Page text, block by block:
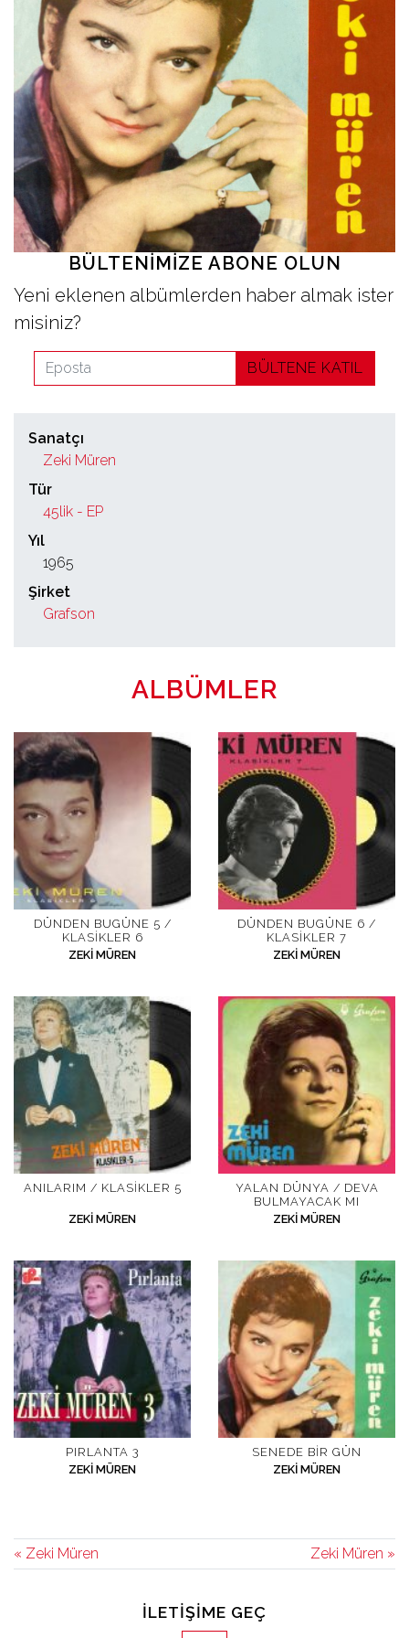
İletişim
en
BÜLTENIMIZE ABONE OLUN
Yeni eklenen albümlerden haber almak ister
misiniz?
BÜLTENE KATIL
Sanatçı
Zeki Müren
Tür
45lik - EP
Yıl
1965
Şirket
Grafson
ALBÜMLER
DÜNDEN BUGÜNE 5 /
KLASIKLER 6
ZEKI MÜREN
DÜNDEN BUGÜNE 6 /
KLASIKLER 7
ZEKI MÜREN
ANILARIM / KLASIKLER 5
ZEKI MÜREN
YALAN DÜNYA / DEVA
BULMAYACAK MI
ZEKI MÜREN
PIRLANTA 3
ZEKI MÜREN
SENEDE BIR GÜN
ZEKI MÜREN
« Zeki Müren Zeki Müren »
İLETIŞIME GEÇ